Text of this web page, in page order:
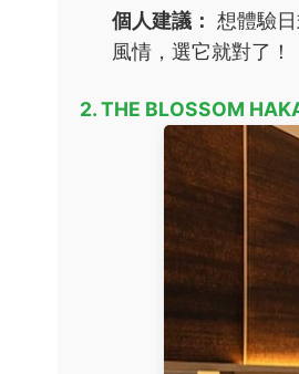
個人建議： 想體驗
風情，選它就對了！
2. THE BLOSSOM